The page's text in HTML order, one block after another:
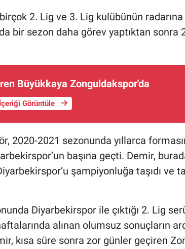
birçok 2. Lig ve 3. Lig kulübünün
bir sezon daha görev yaptıktan sonra
Büyükkaya Zonguldakspor'da
İçeriği Görüntüle
2020-2021 sezonunda yıllarca
başına geçti. Demir,
şampiyonluğa taşıdı ve
Diyarbekirspor ile çıktığı 2. Lig
alınan olumsuz sonuçların
kısa süre sonra zor günler geçiren